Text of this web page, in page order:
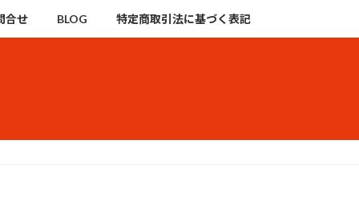
合せ BLOG 特定商取引法に基づく表記